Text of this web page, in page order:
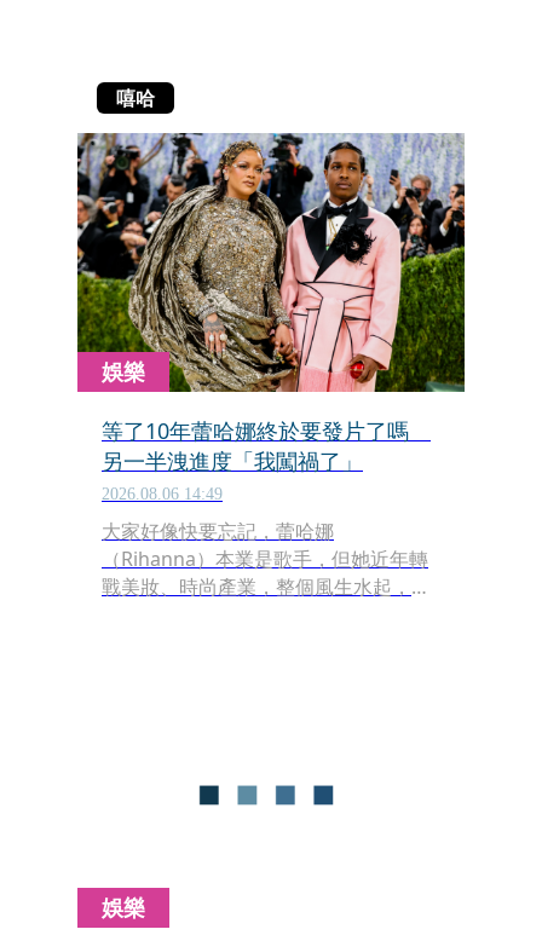
嘻哈
娛樂
等了10年蕾哈娜終於要發片了嗎
另一半洩進度「我闖禍了」
2026.08.06 14:49
大家好像快要忘記，蕾哈娜
（Rihanna）本業是歌手，但她近年轉
戰美妝、時尚產業，整個風生水起，對
娛樂